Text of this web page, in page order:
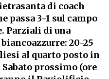
di coach
passa 3-1 sul campo
Parziali di una
20-25
al quarto posto in
prossimo (ore